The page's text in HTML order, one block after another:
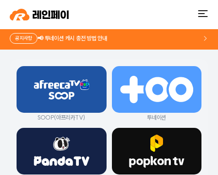
공지사항 📢 투네이션 캐시 충전 방법 안내
SOOP(아프리카TV) 투네이션